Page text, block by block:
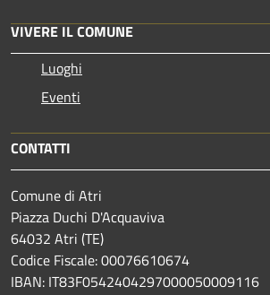
VIVERE IL COMUNE
Luoghi
Eventi
CONTATTI
Comune di Atri
Piazza Duchi D'Acquaviva
64032 Atri (TE)
Codice Fiscale: 00076610674
IBAN: IT83F0542404297000050009116